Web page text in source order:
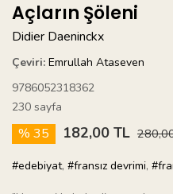
Açların Şöleni
Didier Daeninckx
Çeviri: Emrullah Ataseven
9786052318362
230 sayfa
% 35 182,00 TL
#edebiyat, #fransız devrimi,